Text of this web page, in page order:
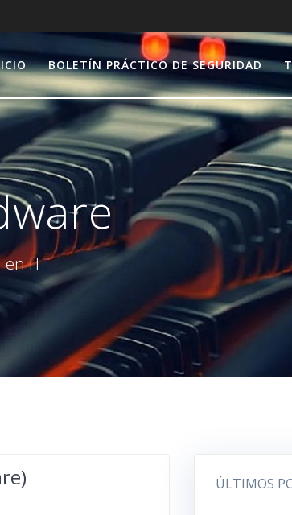
BOLETÍN PRÁCTICO DE SEGURIDAD
IT
ÚLTIMOS